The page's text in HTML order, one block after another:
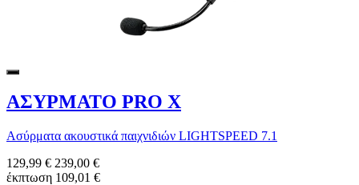
ΑΣΥΡΜΑΤΟ PRO X
Ασύρματα ακουστικά παιχνιδιών LIGHTSPEED 7.1
129,99 € 239,00 €
έκπτωση 109,01 €